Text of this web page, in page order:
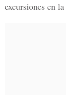
excursiones en la